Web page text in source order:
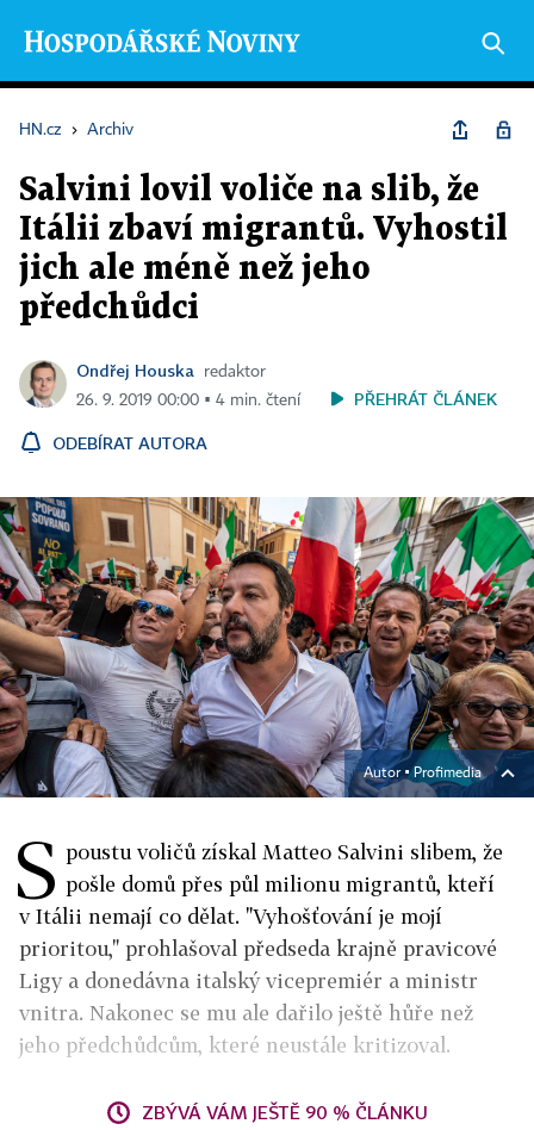
HN.cz › Archiv
Salvini lovil voliče na slib, že
Itálii zbaví migrantů. Vyhostil
jich ale méně než jeho
předchůdci
Ondřej Houska
redaktor
26. 9. 2019 00:00 ▪ 4 min. čtení
PŘEHRÁT ČLÁNEK
ODEBÍRAT AUTORA
Autor ▪ Profimedia
S poustu voličů získal Mat­teo Salvini slibem, že
pošle domů přes půl milionu migrantů, kteří
v Itálii nemají co dělat. "Vyhošťování je mojí
prioritou," prohlašoval předseda krajně pravicové
Ligy a donedávna italský vicepremiér a ministr
vnitra. Nakonec se mu ale dařilo ještě hůře než
jeho předchůdcům, které neustále kritizoval.
ZBÝVÁ VÁM JEŠTĚ 90 % ČLÁNKU